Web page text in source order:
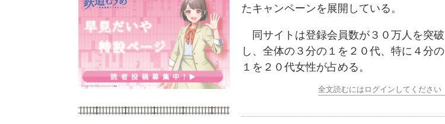
たキャンペーンを展開している。
同サイトは登録会員数が３０万人を突破
し、全体の３分の１を２０代、特に４分の
１を２０代女性が占める。
全文読むにはログインしてください